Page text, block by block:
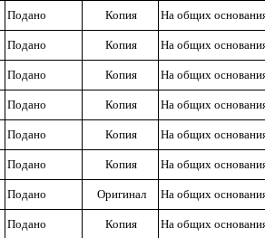
Подано Копия На общих
Подано Копия На общих
Подано Копия На общих
Подано Копия На общих
Подано Копия На общих
Подано Копия На общих
Подано Оригинал На общих
Подано Копия На общих